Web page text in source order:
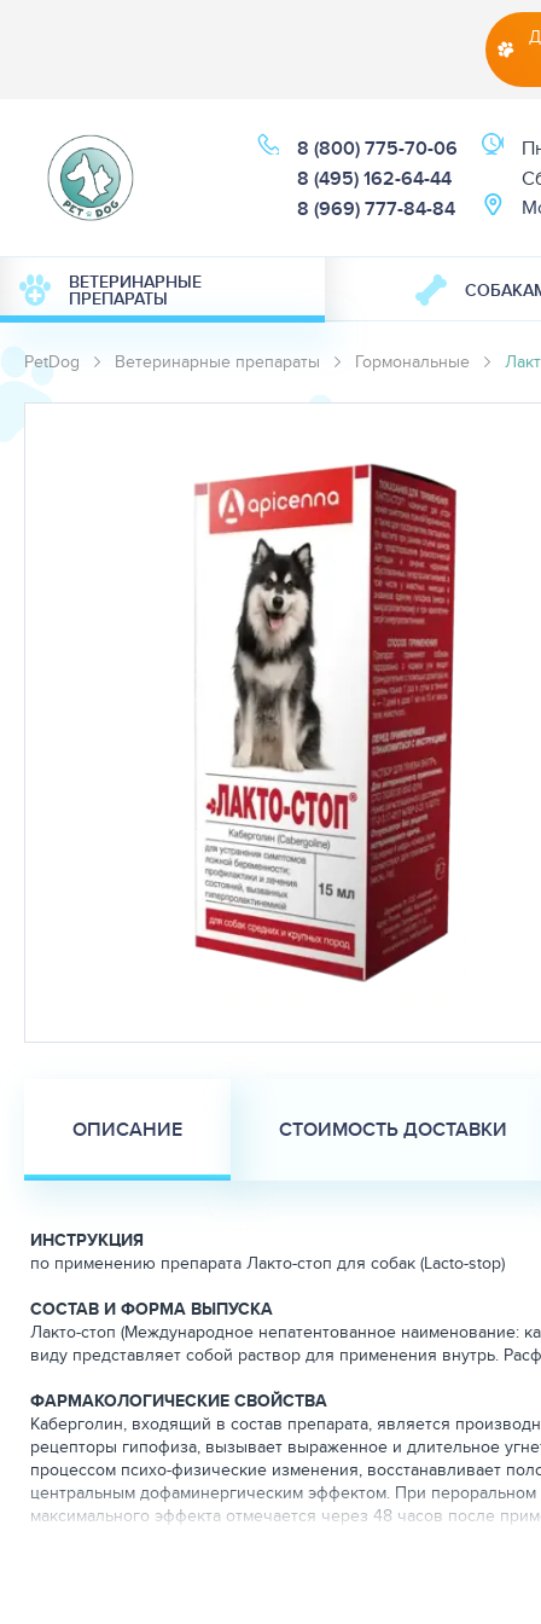
8 (800) 775-70-06
8 (495) 162-64-44
8 (969) 777-84-84
ВЕТЕРИНАРНЫЕ
ПРЕПАРАТЫ
PetDog Ветеринарные препараты Гормональные
ОПИСАНИЕ СТОИМОСТЬ ДОСТАВКИ
ИНСТРУКЦИЯ
по применению препарата Лакто-стоп для собак (Lacto-stop)
СОСТАВ И ФОРМА ВЫПУСКА
Лакто-стоп (Международное непатентованное наименование:
виду представляет собой раствор для применения внутрь.
ФАРМАКОЛОГИЧЕСКИЕ СВОЙСТВА
Каберголин, входящий в состав препарата, является
рецепторы гипофиза, вызывает выраженное и длительное
процессом психо-физические изменения, восстанавливает
центральным дофаминергическим эффектом. При
максимального эффекта отмечается через 48 часов после
Каберголин и метаболиты выводятся почками и кишечником